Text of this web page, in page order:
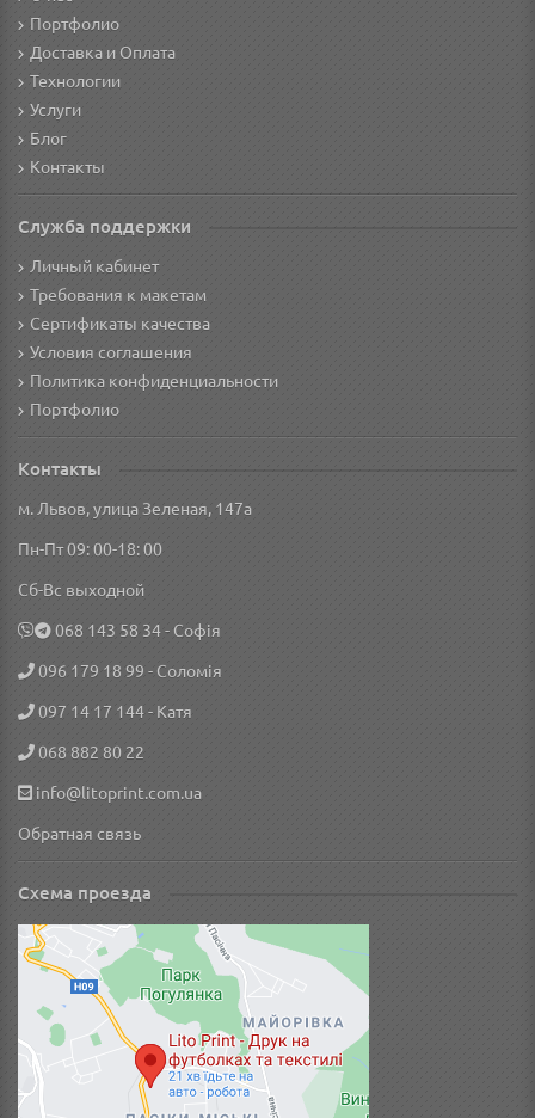
Портфолио
Доставка и Оплата
Технологии
Услуги
Блог
Контакты
Служба поддержки
Личный кабинет
Требования к макетам
Сертификаты качества
Условия соглашения
Политика конфиденциальности
Портфолио
Контакты
м. Львов, улица Зеленая, 147а
Пн-Пт 09: 00-18: 00
Сб-Вс выходной
‎068 143 58 34- Софія
096 179 18 99 - Соломія
097 14 17 144- Катя
068 882 80 22
info@litoprint.com.ua
Обратная связь
Схема проезда